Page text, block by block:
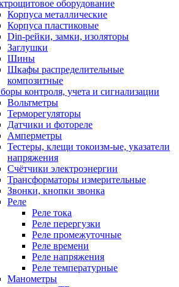
оборудование
Корпуса металлические
Корпуса пластиковые
Din-рейки, замки, изоляторы
Заглушки
Шины
Шкафы распределительные
композитные
контроля, учета и сигнализации
Вольтметры
Терморегуляторы
Датчики и фотореле
Амперметры
Тестеры, клещи токоизм-ые, указатели
напряжения
Счётчики электроэнергии
Трансформаторы измерительные
Звонки, кнопки звонка
Реле
Реле тока
Реле перергузки
Реле промежуточные
Реле времени
Реле напряжения
Реле температурные
Манометры